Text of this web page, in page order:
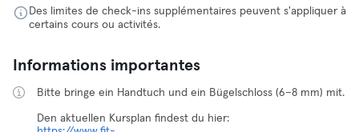
Des limites de check-ins supplémentaires peuvent s'appliquer à
certains cours ou activités.
Informations importantes
Bitte bringe ein Handtuch und ein Bügelschloss (6–8 mm) mit.